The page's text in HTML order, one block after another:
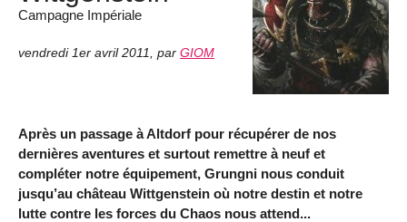
Campagne Impériale
vendredi 1er avril 2011 par GIOM
Après un passage à Altdorf pour récupérer de nos
dernières aventures et surtout remettre à neuf et
compléter notre équipement, Grungni nous conduit
jusqu’au château Wittgenstein où notre destin et notre
lutte contre les forces du Chaos nous attend...